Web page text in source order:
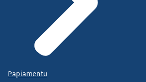
Papiamentu